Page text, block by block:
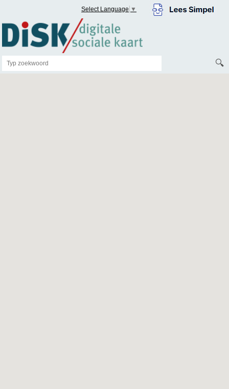
Select Language ▼
🔍